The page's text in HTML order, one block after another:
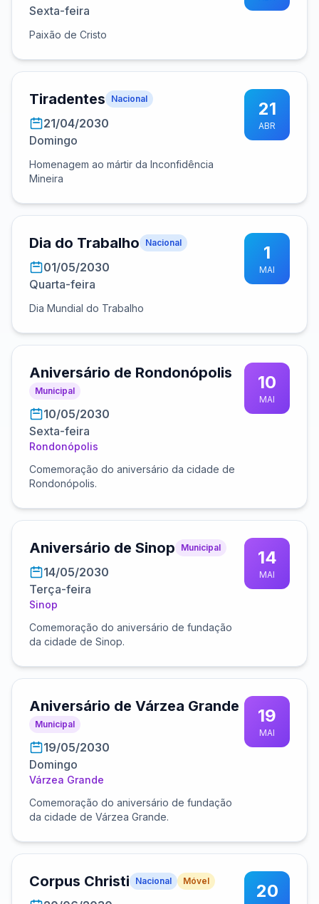
Sexta-feira
Paixão de Cristo
Tiradentes Nacional
21/04/2030
Domingo
Homenagem ao mártir da Inconfidência
Mineira
21
ABR
Dia do Trabalho Nacional
01/05/2030
Quarta-feira
Dia Mundial do Trabalho
1
MAI
Aniversário de Rondonópolis
Municipal
10/05/2030
Sexta-feira
Rondonópolis
Comemoração do aniversário da cidade de
Rondonópolis.
10
MAI
Aniversário de Sinop Municipal
14/05/2030
Terça-feira
Sinop
Comemoração do aniversário de fundação
da cidade de Sinop.
14
MAI
Aniversário de Várzea Grande
Municipal
19/05/2030
Domingo
Várzea Grande
Comemoração do aniversário de fundação
da cidade de Várzea Grande.
19
MAI
Corpus Christi Nacional Móvel 20